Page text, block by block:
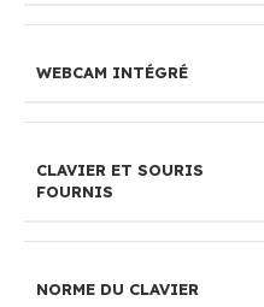
WEBCAM INTÉGRÉ
CLAVIER ET SOURIS
FOURNIS
NORME DU CLAVIER